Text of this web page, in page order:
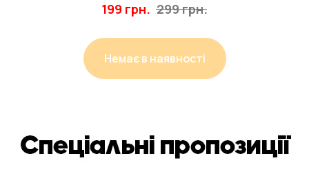
199 грн. 299грн.
Немає в наявності